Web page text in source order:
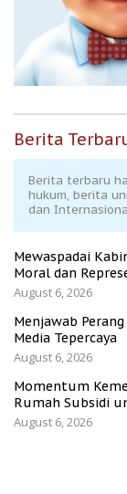
Berita
Berita terbaru
hukum, berita
dan
Mewaspadai
Moral dan
August 6, 2026
Menjawab
Media Tepercaya
August 6, 2026
Momentum
Rumah Subsidi
August 6, 2026